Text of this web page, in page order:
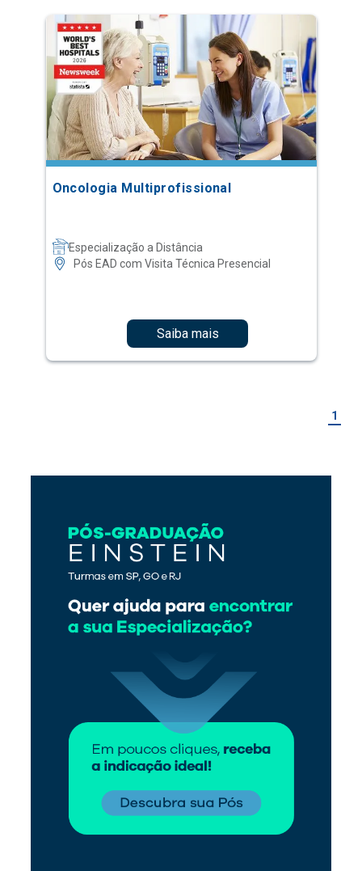
Oncologia Multiprofissional
Especialização a Distância
Pós EAD com Visita Técnica Presencial
Saiba mais
1